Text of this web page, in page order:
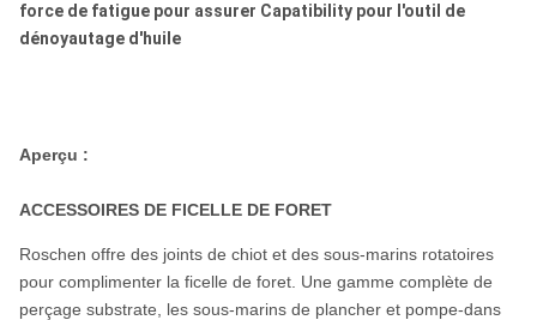
force de fatigue pour assurer Capatibility pour l'outil de
dénoyautage d'huile
Aperçu :
ACCESSOIRES DE FICELLE DE FORET
Roschen offre des joints de chiot et des sous-marins rotatoires
pour complimenter la ficelle de foret. Une gamme complète de
perçage substrate, les sous-marins de plancher et pompe-dans